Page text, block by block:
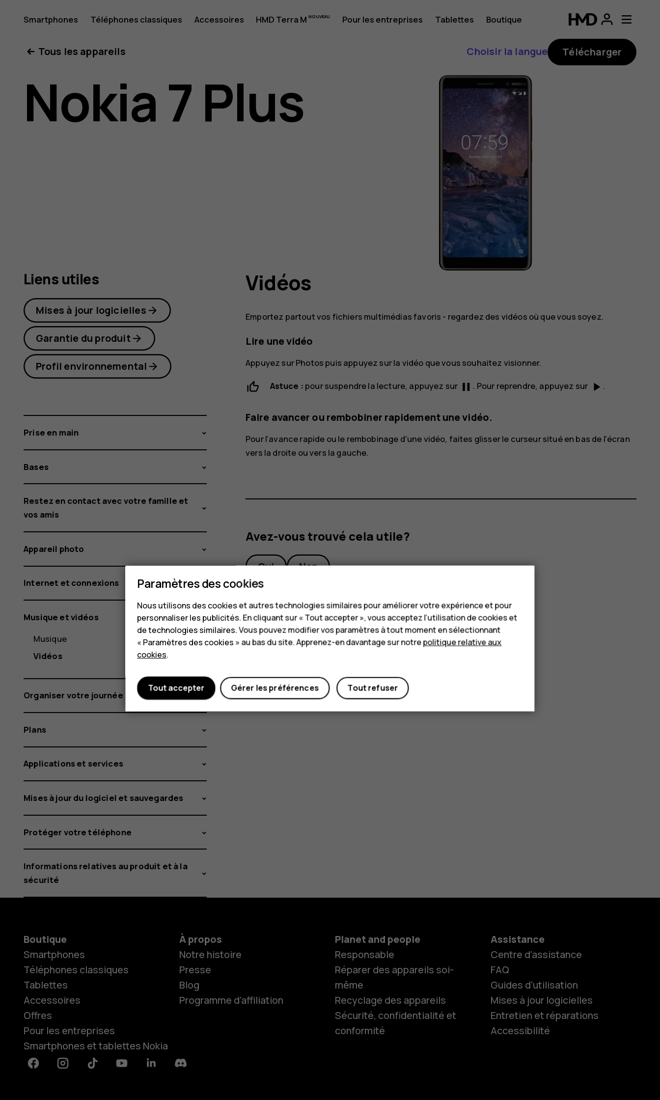
Guide
de
l'utilisateur
Plus
Smartphones Téléphones classiques Accessoires HMD Terra M Pour les entreprises Tablettes Boutique
Smartphones
Tous les appareils
Choisir la langue Télécharger
Nokia 7 Plus
Vidéos
Emportez partout vos fichiers multimédias favoris - regardez des vidéos où que vous soyez.
Lire une vidéo
Appuyez surPhotos puis appuyez sur la vidéo que vous souhaitez visionner.
Astuce : pour suspendre la lecture, appuyez sur pause . Pour reprendre, appuyez sur play_arrow .
Faire avancer ou rembobiner rapidement une vidéo.
Pour l’avance rapide ou le rembobinage d'une vidéo, faites glisser le curseur situé en bas de l'écran
vers la droite ou vers la gauche.
Avez-vous trouvé cela utile?
Oui Non
Liens utiles
Mises à jour logicielles
Garantie du produit
Profil environnemental
Prise en main
Bases
Restez en contact avec votre famille et
vos amis
Appareil photo
Internet et connexions
Musique et vidéos
Musique
Vidéos
Organiser votre journée
Plans
Applications et services
Mises à jour du logiciel et sauvegardes
Protéger votre téléphone
Informations relatives au produit et à la
sécurité
Boutique
Smartphones
Téléphones classiques
Tablettes
Accessoires
Offres
Pour les entreprises
Smartphones et tablettes Nokia
À propos
Notre histoire
Presse
Blog
Programme d'affiliation
Planet and people
Responsable
Réparer des appareils soi-
même
Recyclage des appareils
Sécurité, confidentialité et
conformité
Assistance
Centre d'assistance
FAQ
Guides d'utilisation
Mises à jour logicielles
Entretien et réparations
Accessibilité
FacebookInstagramTiktok YoutubeLinkedinDiscord
Paramètres des cookies
Nous utilisons des cookies et autres technologies similaires pour améliorer votre expérience et pour
personnaliser les publicités. En cliquant sur « Tout accepter », vous acceptez l’utilisation de cookies et
de technologies similaires. Vous pouvez modifier vos paramètres à tout moment en sélectionnant
« Paramètres des cookies » au bas du site. Apprenez-en davantage sur notrepolitique relative aux
cookies.
Tout refuser
Gérer les préférences
Tout accepter